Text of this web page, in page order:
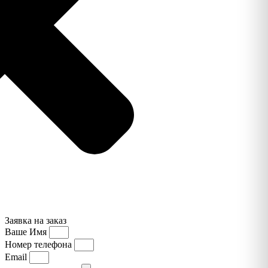
Заявка на заказ
Ваше Имя
Номер телефона
Email